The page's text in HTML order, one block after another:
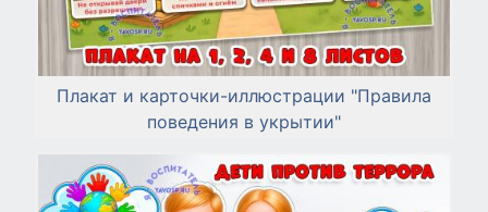
Плакат и карточки-иллюстрации "Правила
поведения в укрытии"